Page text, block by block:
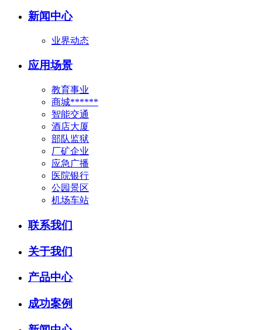
新闻中心
业界动态
应用场景
教育事业
商城******
智能交通
酒店大厦
部队监狱
厂矿企业
应急广播
医院银行
公园景区
机场车站
联系我们
关于我们
产品中心
成功案例